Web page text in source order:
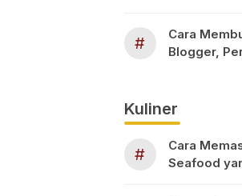
#
Cara
Blogger,
Kuliner
#
Cara
Seafood